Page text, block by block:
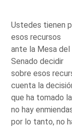
Ustedes tienen
esos recursos
ante la Mesa del
Senado decidir
sobre esos
cuenta la
que ha tomado
no hay
por lo tanto, no